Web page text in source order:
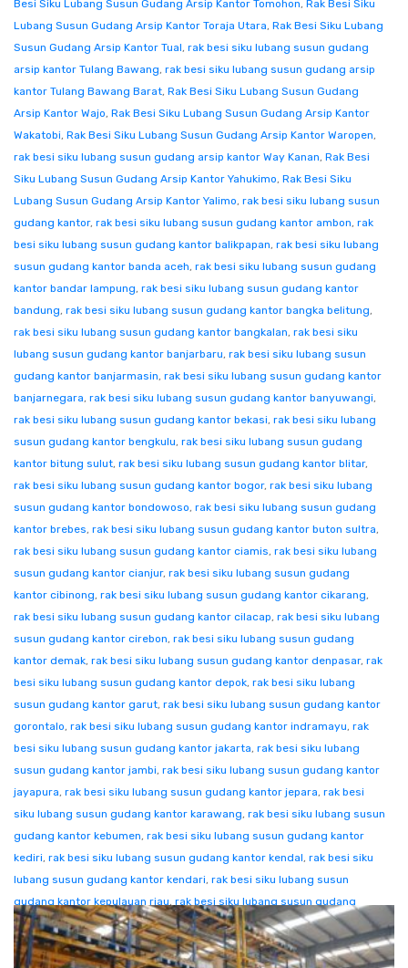
Besi Siku Lubang Susun Gudang Arsip Kantor Tomohon, Rak Besi Siku
Lubang Susun Gudang Arsip Kantor Toraja Utara, Rak Besi Siku Lubang
Susun Gudang Arsip Kantor Tual, rak besi siku lubang susun gudang
arsip kantor Tulang Bawang, rak besi siku lubang susun gudang arsip
kantor Tulang Bawang Barat, Rak Besi Siku Lubang Susun Gudang
Arsip Kantor Wajo, Rak Besi Siku Lubang Susun Gudang Arsip Kantor
Wakatobi, Rak Besi Siku Lubang Susun Gudang Arsip Kantor Waropen,
rak besi siku lubang susun gudang arsip kantor Way Kanan, Rak Besi
Siku Lubang Susun Gudang Arsip Kantor Yahukimo, Rak Besi Siku
Lubang Susun Gudang Arsip Kantor Yalimo, rak besi siku lubang susun
gudang kantor, rak besi siku lubang susun gudang kantor ambon, rak
besi siku lubang susun gudang kantor balikpapan, rak besi siku lubang
susun gudang kantor banda aceh, rak besi siku lubang susun gudang
kantor bandar lampung, rak besi siku lubang susun gudang kantor
bandung, rak besi siku lubang susun gudang kantor bangka belitung,
rak besi siku lubang susun gudang kantor bangkalan, rak besi siku
lubang susun gudang kantor banjarbaru, rak besi siku lubang susun
gudang kantor banjarmasin, rak besi siku lubang susun gudang kantor
banjarnegara, rak besi siku lubang susun gudang kantor banyuwangi,
rak besi siku lubang susun gudang kantor bekasi, rak besi siku lubang
susun gudang kantor bengkulu, rak besi siku lubang susun gudang
kantor bitung sulut, rak besi siku lubang susun gudang kantor blitar,
rak besi siku lubang susun gudang kantor bogor, rak besi siku lubang
susun gudang kantor bondowoso, rak besi siku lubang susun gudang
kantor brebes, rak besi siku lubang susun gudang kantor buton sultra,
rak besi siku lubang susun gudang kantor ciamis, rak besi siku lubang
susun gudang kantor cianjur, rak besi siku lubang susun gudang
kantor cibinong, rak besi siku lubang susun gudang kantor cikarang,
rak besi siku lubang susun gudang kantor cilacap, rak besi siku lubang
susun gudang kantor cirebon, rak besi siku lubang susun gudang
kantor demak, rak besi siku lubang susun gudang kantor denpasar, rak
besi siku lubang susun gudang kantor depok, rak besi siku lubang
susun gudang kantor garut, rak besi siku lubang susun gudang kantor
gorontalo, rak besi siku lubang susun gudang kantor indramayu, rak
besi siku lubang susun gudang kantor jakarta, rak besi siku lubang
susun gudang kantor jambi, rak besi siku lubang susun gudang kantor
jayapura, rak besi siku lubang susun gudang kantor jepara, rak besi
siku lubang susun gudang kantor karawang, rak besi siku lubang susun
gudang kantor kebumen, rak besi siku lubang susun gudang kantor
kediri, rak besi siku lubang susun gudang kantor kendal, rak besi siku
lubang susun gudang kantor kendari, rak besi siku lubang susun
gudang kantor kepulauan riau, rak besi siku lubang susun gudang
kantor klaten,rak besi siku lubang susun gudang kantor kolaka,rak
besi siku lubang susun gudang kantor konawe,rak besi siku lubang